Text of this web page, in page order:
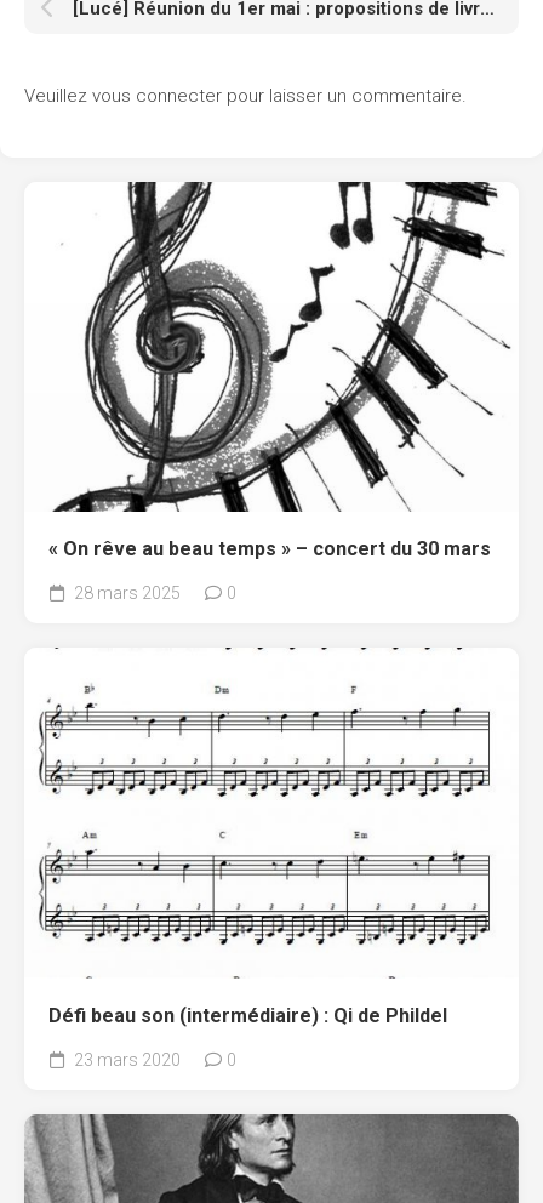
[Lucé] Réunion du 1er mai : propositions de livres
Veuillez vous connecter pour laisser un commentaire.
« On rêve au beau temps » – concert du 30 mars
28 mars 2025 0
Défi beau son (intermédiaire) : Qi de Phildel
23 mars 2020 0